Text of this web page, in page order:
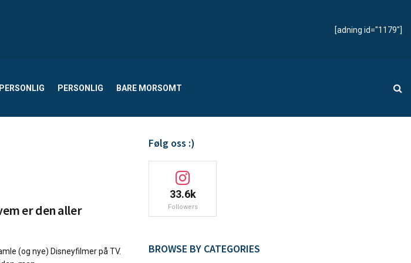
[adning id="1179"]
PERSONLIG PERSONLIG BARE MORSOMT
er den aller
(og nye) Disneyfilmer på TV.
Følg oss :)
33.6k
Followers
BROWSE BY CATEGORIES